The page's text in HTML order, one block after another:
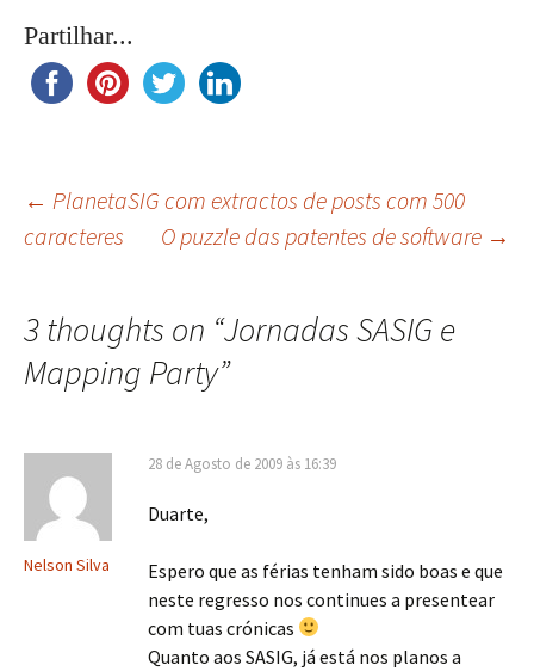
Partilhar...
Navegação
artigos
← PlanetaSIG com extractos de posts com 500
caracteres
O puzzle das patentes de software →
3 thoughts on “Jornadas SASIG e
Mapping Party”
Nelson Silva
28 de Agosto de 2009 às 16:39
Duarte,
Espero que as férias tenham sido boas e que
neste regresso nos continues a presentear
com tuas crónicas
Quanto aos SASIG, já está nos planos a